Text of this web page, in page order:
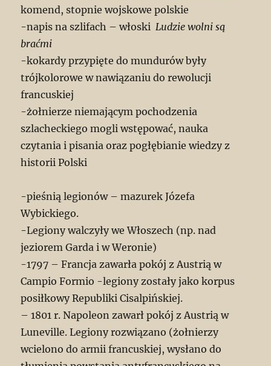
komend, stopnie wojskowe polskie
-napis na szlifach – włoskiLudzie wolni są
braćmi
-kokardy przypięte do mundurów były
trójkolorowe w nawiązaniu do rewolucji
francuskiej
-żołnierze niemającym pochodzenia
szlacheckiego mogli wstępować, nauka
czytania i pisania oraz pogłębianie wiedzy z
historii Polski
-pieśnią legionów – mazurek Józefa
Wybickiego.
-Legiony walczyły we Włoszech (np. nad
jeziorem Garda i w Weronie)
-1797 – Francja zawarła pokój z Austrią w
Campio Formio -legiony zostały jako korpus
posiłkowy Republiki Cisalpińskiej.
– 1801 r. Napoleon zawarł pokój z Austrią w
Luneville. Legiony rozwiązano (żołnierzy
wcielono do armii francuskiej, wysłano do